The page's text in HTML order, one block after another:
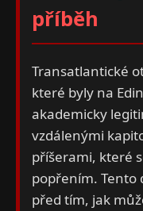
příběh
Transatlantické
které byly na
akademicky
vzdálenými
příšerami, které
popřením. Tento
před tím, jak